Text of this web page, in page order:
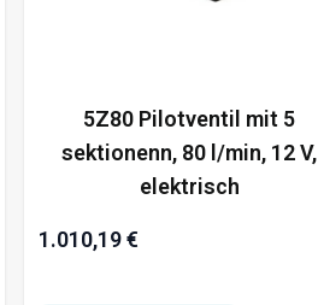
5Z80 Pilotventil mit 5
sektionenn, 80 l/min, 12 V,
elektrisch
1.010,19 €